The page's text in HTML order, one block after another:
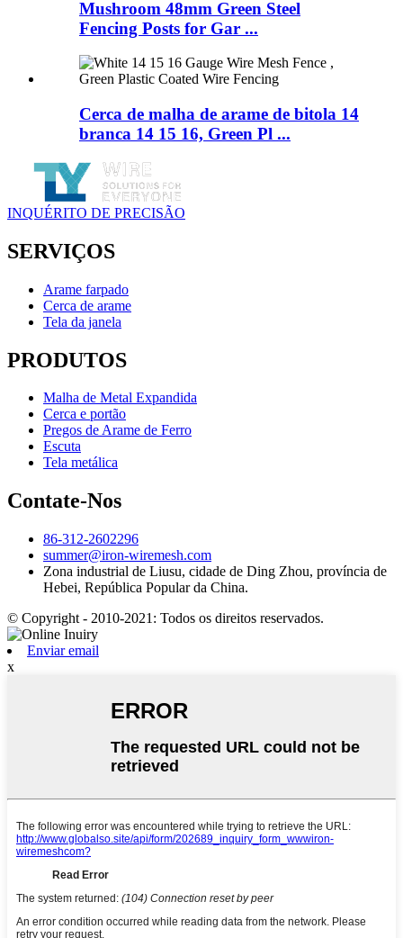
Mushroom 48mm Green Steel
Fencing Posts for Gar ...
Cerca de malha de arame de bitola 14
branca 14 15 16, Green Pl ...
INQUÉRITO DE PRECISÃO
SERVIÇOS
Arame farpado
Cerca de arame
Tela da janela
PRODUTOS
Malha de Metal Expandida
Cerca e portão
Pregos de Arame de Ferro
Escuta
Tela metálica
Contate-Nos
86-312-2602296
summer@iron-wiremesh.com
Zona industrial de Liusu, cidade de Ding Zhou, província de
Hebei, República Popular da China.
© Copyright - 2010-2021: Todos os direitos reservados.
Enviar email
x